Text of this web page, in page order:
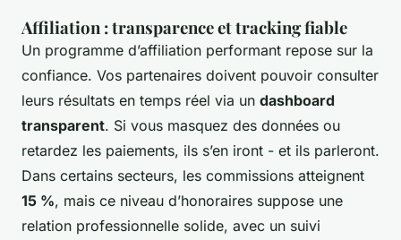
Affiliation : transparence et tracking fiable
Un programme d’affiliation performant repose sur la
confiance. Vos partenaires doivent pouvoir consulter
leurs résultats en temps réel via un dashboard
transparent. Si vous masquez des données ou
retardez les paiements, ils s’en iront - et ils parleront.
Dans certains secteurs, les commissions atteignent
15 %, mais ce niveau d’honoraires suppose une
relation professionnelle solide, avec un suivi